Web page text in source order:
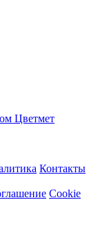
Цветмет
Контакты
Cookie